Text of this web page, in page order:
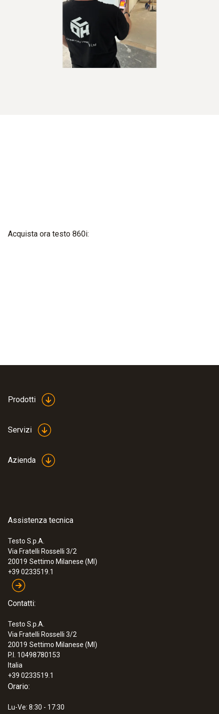
Acquista ora testo 860i:
Prodotti
Servizi
Azienda
Assistenza tecnica
Testo S.p.A.
Via Fratelli Rosselli 3/2
20019 Settimo Milanese (MI)
+39 0233519.1
Contatti:
Testo S.p.A.
Via Fratelli Rosselli 3/2
20019 Settimo Milanese (MI)
P.I. 10498780153
Italia
+39 0233519.1
Orario:
Lu-Ve: 8:30 - 17:30